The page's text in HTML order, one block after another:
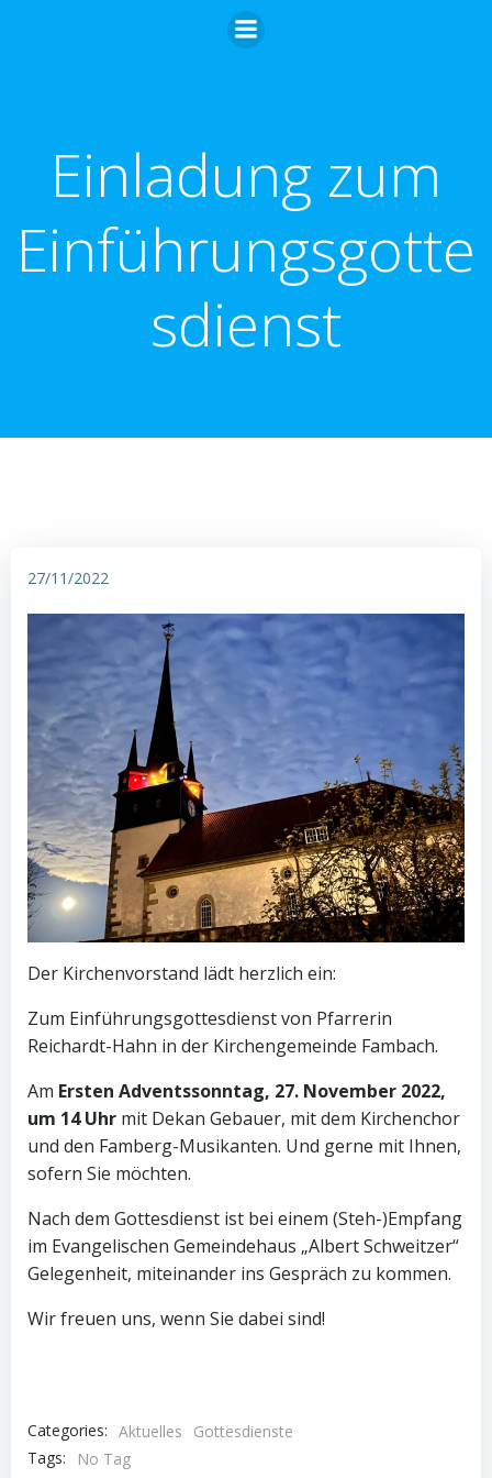
Zum
Inhalt
Einladung zum
Einführungsgotte
sdienst
27/11/2022
Der Kirchenvorstand lädt herzlich ein:
Zum Einführungsgottesdienst von Pfarrerin
Reichardt-Hahn in der Kirchengemeinde Fambach.
Am Ersten Adventssonntag, 27. November 2022,
um 14 Uhr mit Dekan Gebauer, mit dem Kirchenchor
und den Famberg-Musikanten. Und gerne mit Ihnen,
sofern Sie möchten.
Nach dem Gottesdienst ist bei einem (Steh-)Empfang
im Evangelischen Gemeindehaus „Albert Schweitzer“
Gelegenheit, miteinander ins Gespräch zu kommen.
Wir freuen uns, wenn Sie dabei sind!
Categories: Aktuelles
Gottesdienste
Tags:
No Tag